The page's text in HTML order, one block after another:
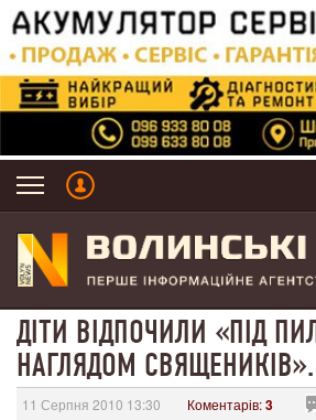
ДІТИ ВІДПОЧИЛИ «ПІД
НАГЛЯДОМ
11 Серпня 2010 13:30 Коментарів:3